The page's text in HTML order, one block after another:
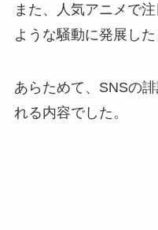
また、人気アニメで
ような騒動に発展し
あらためて、SNSの
れる内容でした。